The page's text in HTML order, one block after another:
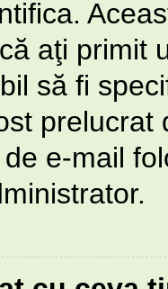
aţi primit
să fi
e-mail